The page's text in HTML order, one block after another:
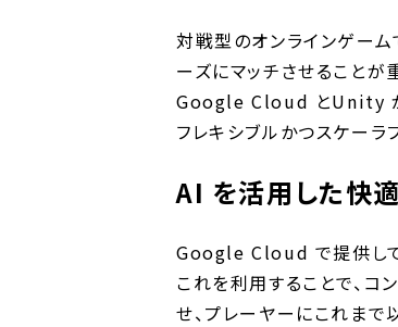
対戦型のオンラインゲー
ーズにマッチさせることが
Google Cloud とUnity が
フレキシブルかつスケーラ
AI を活用した快
Google Cloud で提供して
これを利用することで、コ
せ、プレーヤーにこれまで